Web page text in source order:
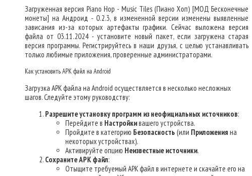
Загруженная версия Piano Hop - Music Tiles (Пиано Хоп) [МОД Бесконечные
монеты] на Андроид - 0.2.3, в измененной версии изменены выявленные
зависания из-за которых артефакты графики. Сейчас выложена версия
файла от 03.11.2024 - установите новый пакет, если загружена старая
версия программы. Регистрируйтесь в наши друзья, с целью устанавливать
только любимые приложения, проверенные администраторами.
Как установить APK файл на Android
Загрузка APK файла на Android осуществляется в несколько несложных
шагов. Следуйте этому руководству:
Разрешите установку программ из неофициальных источников:
Перейдите в Настройкивашего устройства.
Пройдите в категорию Безопасность (или Приложения на
некоторых устройствах).
Активируйте опцию Неизвестные источники.
Сохраните APK файл:
Отыщите требуемый APK файл в интернете и скачайте его на